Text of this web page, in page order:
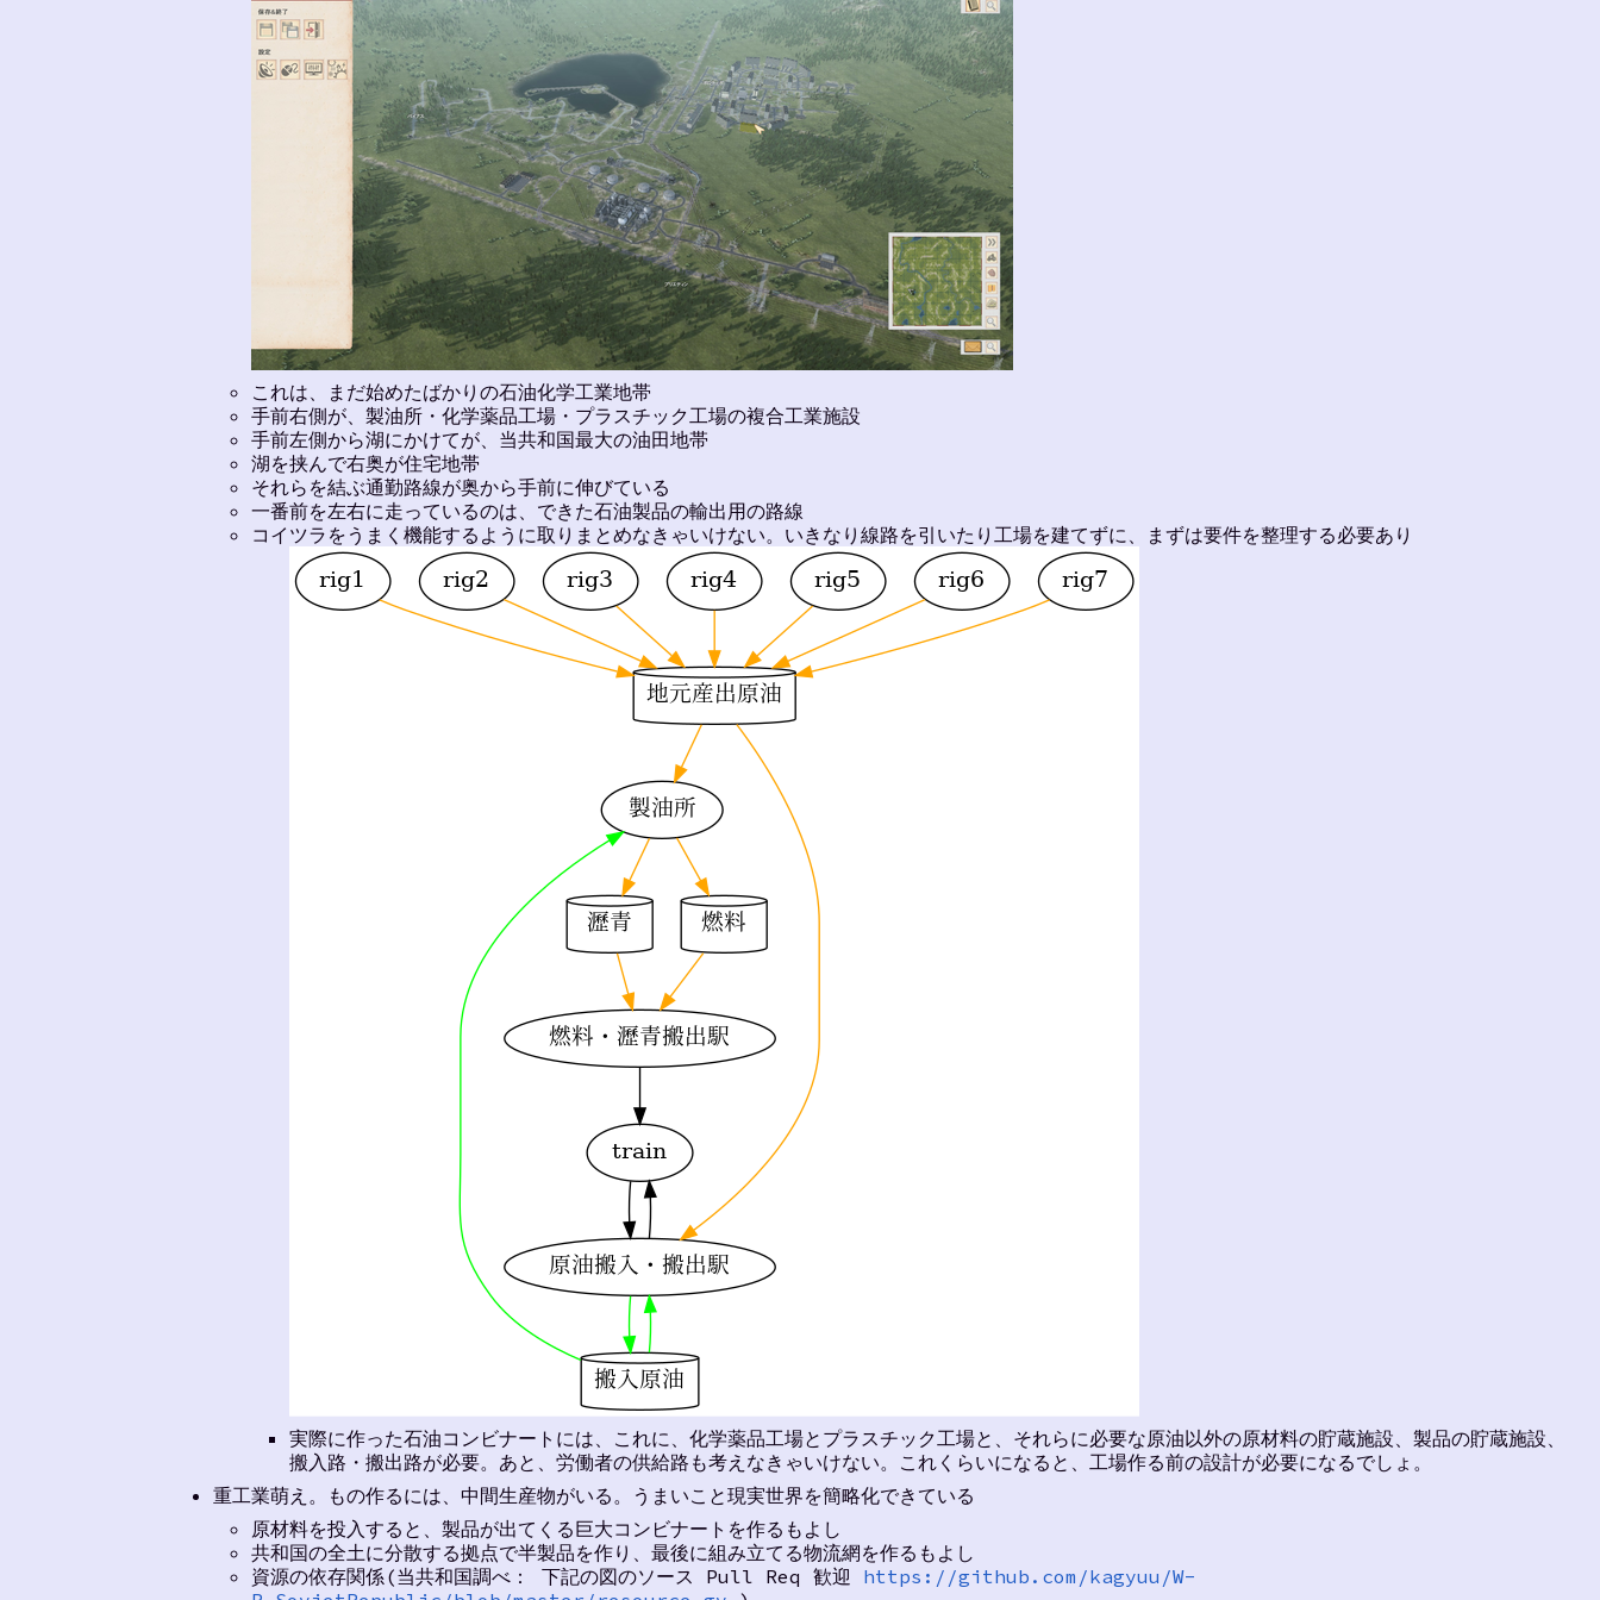
これは、まだ始めたばかりの石油化学工業地帯
手前右側が、製油所・化学薬品工場・プラスチック工場の複合工業施設
手前左側から湖にかけてが、当共和国最大の油田地帯
湖を挟んで右奥が住宅地帯
それらを結ぶ通勤路線が奥から手前に伸びている
一番前を左右に走っているのは、できた石油製品の輸出用の路線
コイツラをうまく機能するように取りまとめなきゃいけない。いきなり線路を引いたり工場を建てずに、まずは要件を整理する必要あり
実際に作った石油コンビナートには、これに、化学薬品工場とプラスチック工場と、それらに必要な原油以外の原材料の貯蔵施設、製品の貯蔵施設、
搬入路・搬出路が必要。あと、労働者の供給路も考えなきゃいけない。これくらいになると、工場作る前の設計が必要になるでしょ。
重工業萌え。もの作るには、中間生産物がいる。うまいこと現実世界を簡略化できている
原材料を投入すると、製品が出てくる巨大コンビナートを作るもよし
共和国の全土に分散する拠点で半製品を作り、最後に組み立てる物流網を作るもよし
資源の依存関係(当共和国調べ： 下記の図のソース Pull Req 歓迎 https://github.com/kagyuu/W-